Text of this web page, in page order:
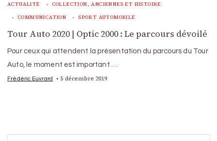
ACTUALITÉ COLLECTION, ANCIENNES ET HISTOIRE
COMMUNICATION SPORT AUTOMOBILE
Tour Auto 2020 | Optic 2000 : Le parcours dévoilé
Pour ceux qui attendent la présentation du parcours du Tour
Auto, le moment est important …
Frédéric Euvrard 5 décembre 2019